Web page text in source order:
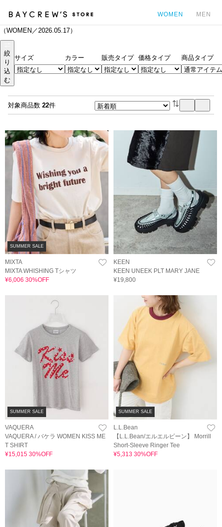
WOMEN MEN
（WOMEN／2026.05.17）
絞
り
込
む
サイズ カラー 販売タイプ 価格タイプ 商品タイプ
対象商品数 22件
SUMMER SALE
MIXTA
MIXTA WHISHING Tシャツ
¥6,006 30%OFF
KEEN
KEEN UNEEK PLT MARY JANE
¥19,800
SUMMER SALE
VAQUERA
VAQUERA / バケラ WOMEN KISS ME
T SHIRT
¥15,015 30%OFF
SUMMER SALE
L.L.Bean
【L.L.Bean/エルエルビーン】 Morrill
Short-Sleeve Ringer Tee
¥5,313 30%OFF